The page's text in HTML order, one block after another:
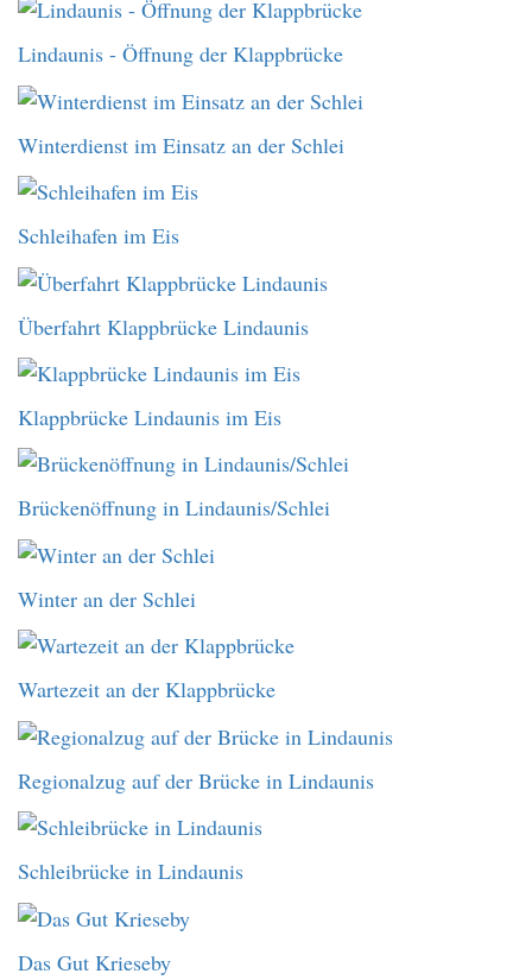
Lindaunis - Öffnung der Klappbrücke
Winterdienst im Einsatz an der Schlei
Schleihafen im Eis
Überfahrt Klappbrücke Lindaunis
Klappbrücke Lindaunis im Eis
Brückenöffnung in Lindaunis/Schlei
Winter an der Schlei
Wartezeit an der Klappbrücke
Regionalzug auf der Brücke in Lindaunis
Schleibrücke in Lindaunis
Das Gut Krieseby